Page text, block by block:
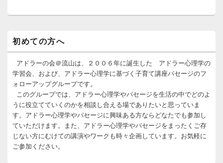
稿:
イ
ン
イ
ィ
ジ
ト
初めての方へ
アドラーの会＠流山は、２００６年に誕生した アドラー心理学の
学習会、および、アドラー心理学に基づく子育て講座パセージのフ
ォローアップグループです。
このグループでは、アドラー心理学やパセージを生活の中でどのよ
うに役立てていくのかを相談し合える場でありたいと思っていま
す。アドラー心理学やパセージに興味ある方ならどなたでも参加し
ていただけます。また、アドラー心理学やパセージをまったくご存
じない方にむけての講演やワークも時々企画しています。お気軽に
ご参加ください。